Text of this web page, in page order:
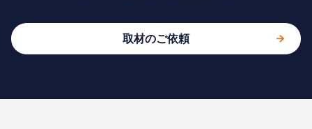
取材のご依頼